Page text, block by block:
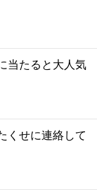
当たると大人気
くせに連絡して